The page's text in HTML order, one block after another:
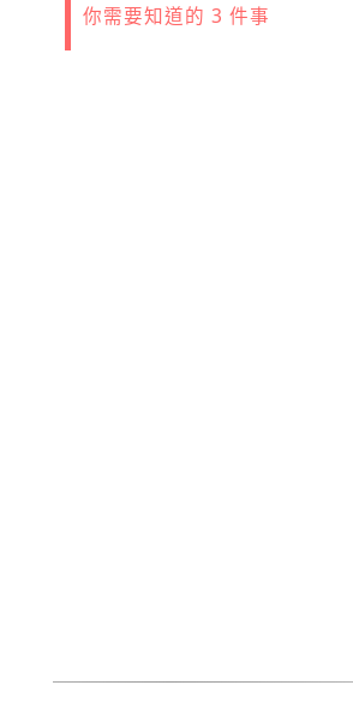
你需要知道的 3 件事